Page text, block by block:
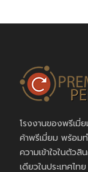
โรงงานของพรีเมี่
ค้าพรีเมี่ยม พร้อม
ความเข้าใจในตัวสิ
เดียวในประเทศไ